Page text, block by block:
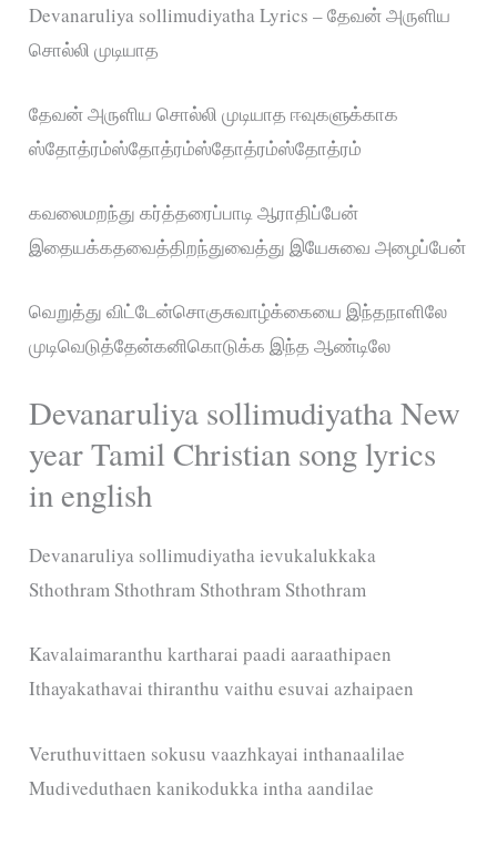
Devanaruliya sollimudiyatha Lyrics – தேவன் அருளிய
சொல்லி முடியாத
தேவன் அருளிய சொல்லி முடியாத ஈவுகளுக்காக
ஸ்தோத்ரம்ஸ்தோத்ரம்ஸ்தோத்ரம்ஸ்தோத்ரம்
கவலைமறந்து கர்த்தரைப்பாடி ஆராதிப்பேன்
இதையக்கதவைத்திறந்துவைத்து இயேசுவை அழைப்பேன்
வெறுத்து விட்டேன்சொகுசுவாழ்க்கையை இந்தநாளிலே
முடிவெடுத்தேன்கனிகொடுக்க இந்த ஆண்டிலே
Devanaruliya sollimudiyatha New
year Tamil Christian song lyrics
in english
Devanaruliya sollimudiyatha ievukalukkaka
Sthothram Sthothram Sthothram Sthothram
Kavalaimaranthu kartharai paadi aaraathipaen
Ithayakathavai thiranthu vaithu esuvai azhaipaen
Veruthuvittaen sokusu vaazhkayai inthanaalilae
Mudiveduthaen kanikodukka intha aandilae